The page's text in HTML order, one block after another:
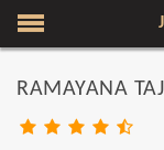
RAMAYANA